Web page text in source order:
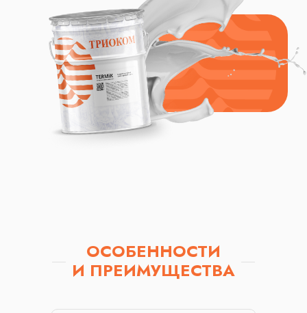
ОСОБЕННОСТИ
И
ПРЕИМУЩЕСТВА
ОГНЕЗАЩИТЫ
"ТРИОКОМ"
ОСОБЕННОСТИ
И ПРЕИМУЩЕСТВА